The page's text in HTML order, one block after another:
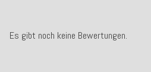
Es gibt noch keine Bewertungen.